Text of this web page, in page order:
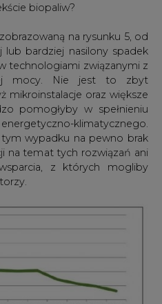
biopaliw?
na rysunku 5, od
bardziej nasilony spadek
technologiami związanymi z
mocy. Nie jest to zbyt
mikroinstalacje oraz większe
pomogłyby w spełnieniu
klimatycznego.
wypadku na pewno brak
na temat tych rozwiązań ani
z których mogliby